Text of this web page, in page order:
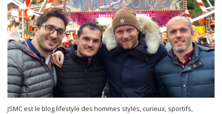
JSMC est le blog lifestyle des hommes stylés, curieux, sportifs,